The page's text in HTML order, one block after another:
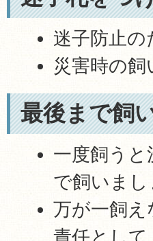
迷子防止
災害時の
最後まで飼
一度飼う
で飼いまし
万が一飼
責任とし